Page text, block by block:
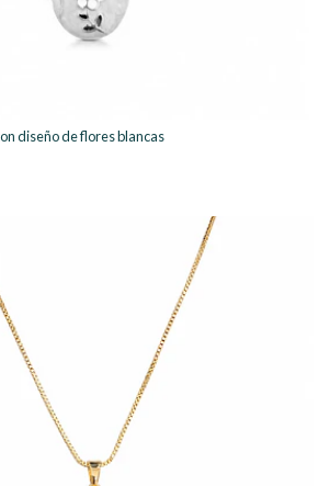
diseño de flores blancas